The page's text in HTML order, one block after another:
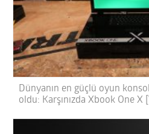
Dünyanın en güçlü oyun
oldu: Karşınızda Xbook One X